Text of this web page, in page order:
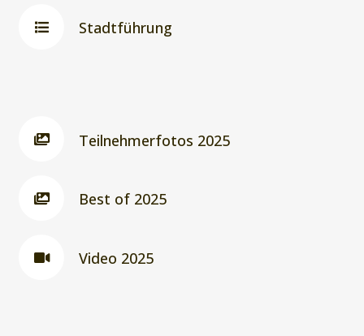
Stadtführung
Teilnehmerfotos 2025
Best of 2025
Video 2025